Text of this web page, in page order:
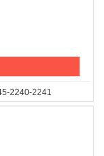
2240-2241